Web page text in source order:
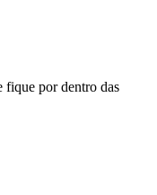
fique por dentro das